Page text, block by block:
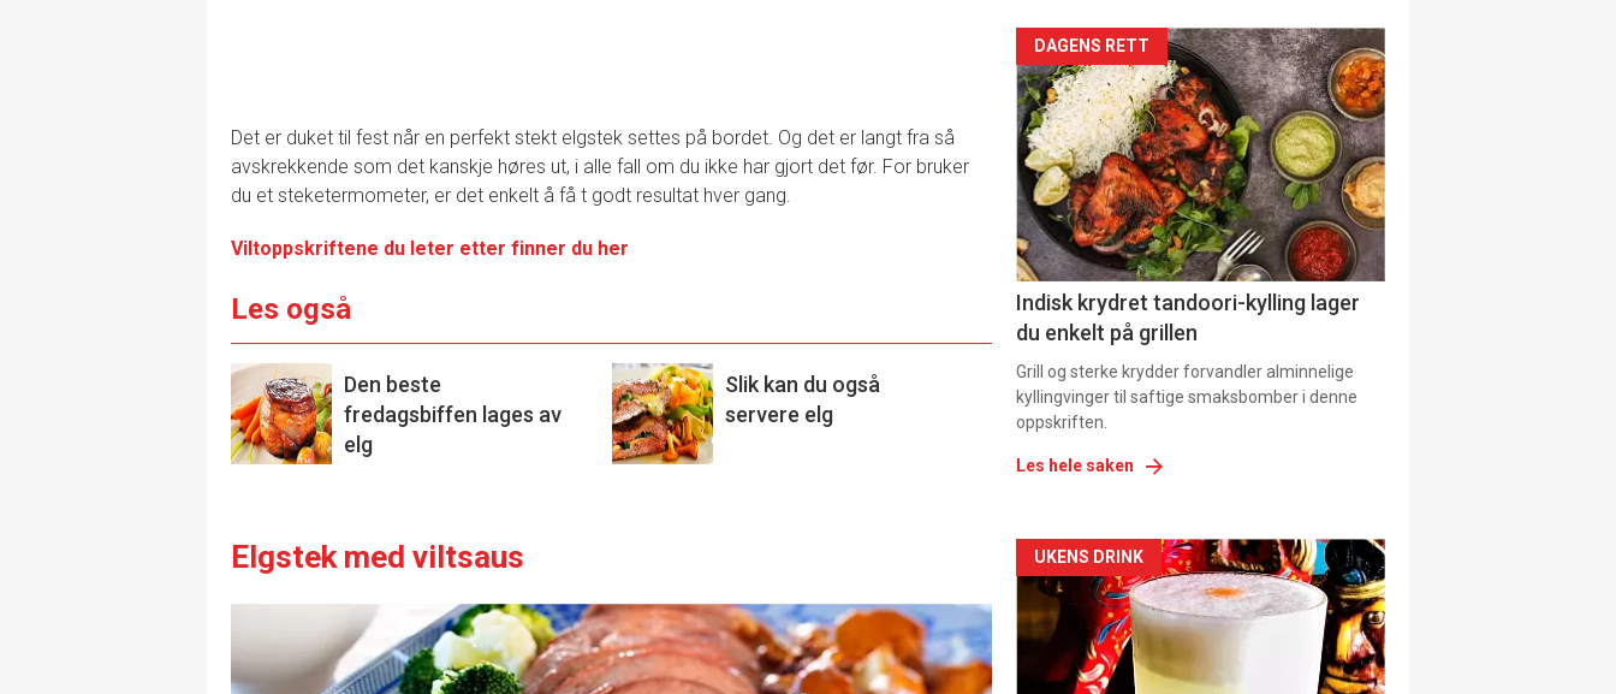
Det er duket til fest når en perfekt stekt elgstek settes på bordet. Og det er langt fra så
avskrekkende som det kanskje høres ut, i alle fall om du ikke har gjort det før. For bruker
du et steketermometer, er det enkelt å få t godt resultat hver gang.
Viltoppskriftene du leter etter finner du her
Les også
Den beste
fredagsbiffen lages av
elg
Slik kan du også
servere elg
Elgstek med viltsaus
Artikler
detail
-
section
11
DAGENS RETT
Indisk krydret tandoori-kylling lager
du enkelt på grillen
Grill og sterke krydder forvandler alminnelige
kyllingvinger til saftige smaksbomber i denne
oppskriften.
Les hele saken
Artikler
detail
UKENS DRINK